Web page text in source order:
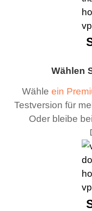
Wählen
Wähle ein
Testversion für
Oder bleibe